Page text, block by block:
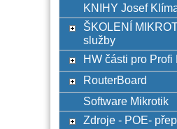
KNIHY Josef
ŠKOLENÍ
služby
HW části pro Profi
RouterBoard
Software Mikrotik
Zdroje - POE-